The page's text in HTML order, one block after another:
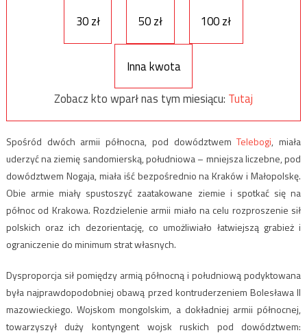
30 zł 50 zł 100 zł
Inna kwota
Zobacz kto wparł nas tym miesiącu: Tutaj
Spośród dwóch armii północna, pod dowództwemTelebogi, miała
uderzyć na ziemię sandomierską, południowa – mniejsza liczebne, pod
dowództwem Nogaja, miała iść bezpośrednio na Kraków i Małopolskę.
Obie armie miały spustoszyć zaatakowane ziemie i spotkać się na
północ od Krakowa. Rozdzielenie armii miało na celu rozproszenie sił
polskich oraz ich dezorientację, co umożliwiało łatwiejszą grabież i
ograniczenie do minimum strat własnych.
Dysproporcja sił pomiędzy armią północną i południową podyktowana
była najprawdopodobniej obawą przed kontruderzeniem Bolesława II
mazowieckiego. Wojskom mongolskim, a dokładniej armii północnej,
towarzyszył duży kontyngent wojsk ruskich pod dowództwem: